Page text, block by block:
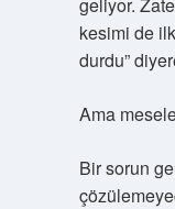
kesimi de
durdu”
Ama
Bir sorun